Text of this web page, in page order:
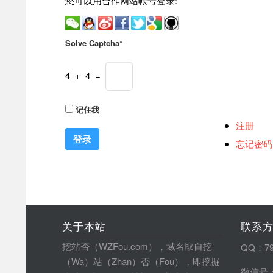
Solve Captcha*
4 + 4 =
记住我
注册
忘记密码
关于本站
挖站否（WZFou.com），域名取自挖
（Wa）站（Zhan）否（Fou），即挖掘
联系
QQ：